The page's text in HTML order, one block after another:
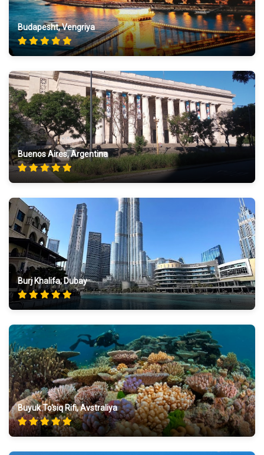
Budapesht, Vengriya
Buenos Aires, Argentina
Burj Khalifa, Dubay
Buyuk To'siq Rifi, Avstraliya